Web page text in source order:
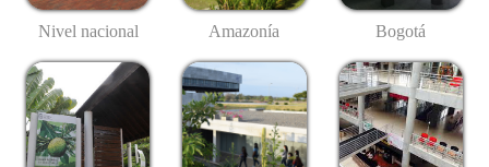
Nivel nacional Amazonía Bogotá